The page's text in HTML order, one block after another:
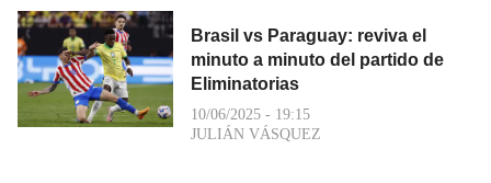
Brasil vs Paraguay: reviva el
minuto a minuto del partido de
Eliminatorias
10/06/2025 - 19:15
JULIÁN VÁSQUEZ